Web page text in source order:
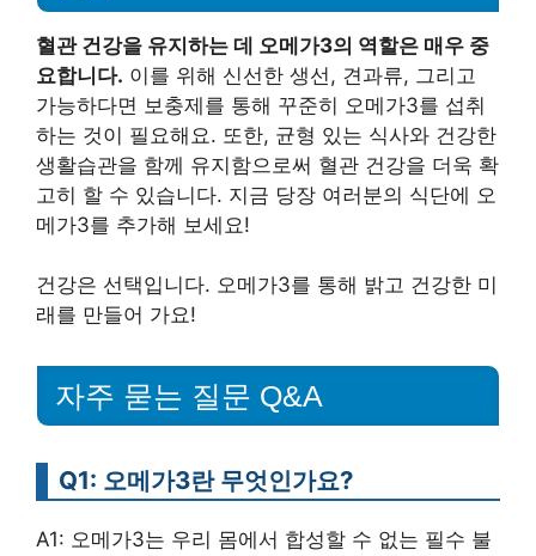
혈관 건강을 유지하는 데 오메가3의 역할은 매우 중
요합니다. 이를 위해 신선한 생선, 견과류, 그리고
가능하다면 보충제를 통해 꾸준히 오메가3를 섭취
하는 것이 필요해요. 또한, 균형 있는 식사와 건강한
생활습관을 함께 유지함으로써 혈관 건강을 더욱 확
고히 할 수 있습니다. 지금 당장 여러분의 식단에 오
메가3를 추가해 보세요!
건강은 선택입니다. 오메가3를 통해 밝고 건강한 미
래를 만들어 가요!
자주 묻는 질문 Q&A
Q1: 오메가3란 무엇인가요?
A1: 오메가3는 우리 몸에서 합성할 수 없는 필수 불